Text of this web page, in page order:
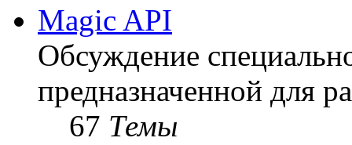
Magic API
Обсуждение
предназначенной для
67 Темы